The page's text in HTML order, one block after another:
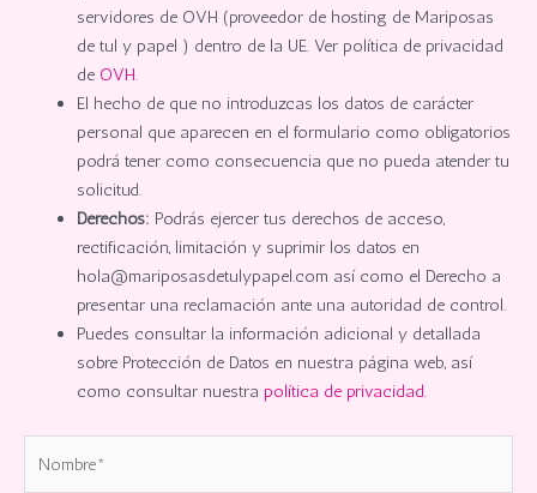
servidores de OVH (proveedor de hosting de Mariposas
de tul y papel ) dentro de la UE. Ver política de privacidad
de OVH.
El hecho de que no introduzcas los datos de carácter
personal que aparecen en el formulario como obligatorios
podrá tener como consecuencia que no pueda atender tu
solicitud.
Derechos: Podrás ejercer tus derechos de acceso,
rectificación, limitación y suprimir los datos en
hola@mariposasdetulypapel.com así como el Derecho a
presentar una reclamación ante una autoridad de control.
Puedes consultar la información adicional y detallada
sobre Protección de Datos en nuestra página web, así
como consultar nuestra política de privacidad.